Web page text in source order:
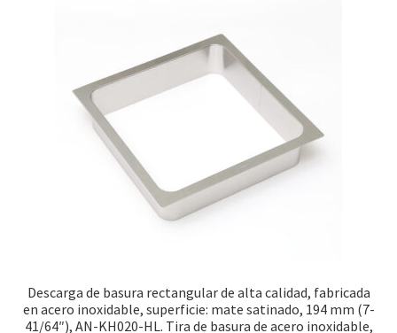
Descarga de basura rectangular de alta calidad, fabricada
en acero inoxidable, superficie: mate satinado, 194 mm (7-
41/64″), AN-KH020-HL. Tira de basura de acero inoxidable,